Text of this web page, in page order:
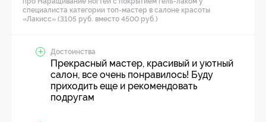
специалиста категории топ-мастер в салоне красоты
«Лакисс» (3105 руб. вместо 4500 руб.)
Достоинства
Прекрасный мастер, красивый и уютный
салон, все очень понравилось! Буду
приходить еще и рекомендовать
подругам